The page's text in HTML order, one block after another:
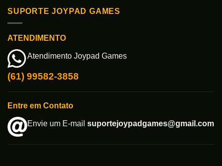
SUPORTE JOYPAD GAMES
ATENDIMENTO
Atendimento Joypad Games
(61) 99582-3858
Entre em Contato
Envie um E-mail suportejoypadgames@gmail.com